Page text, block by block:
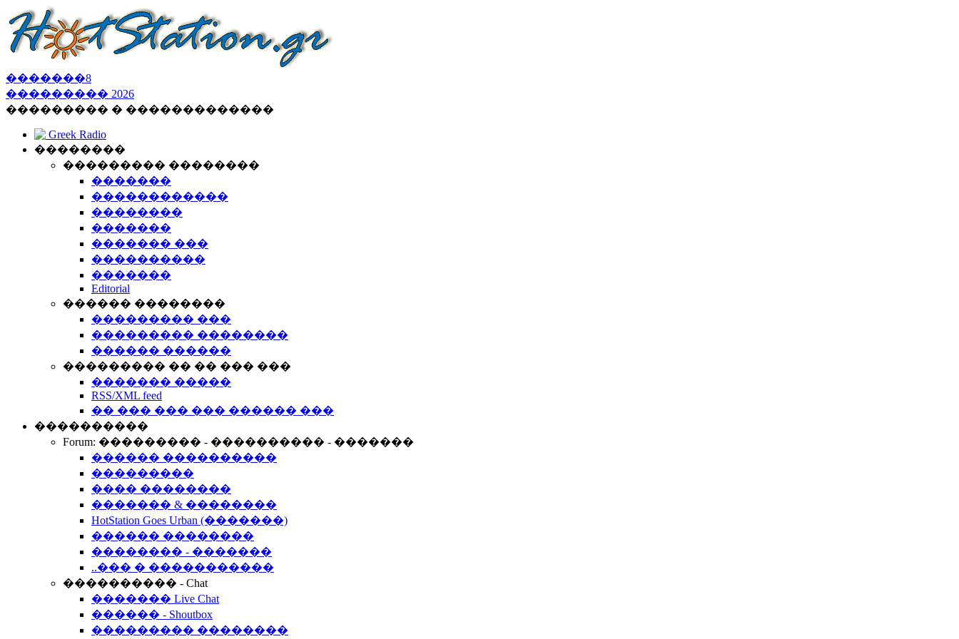
�������8
��������� 2026
��������� � �������������
Greek Radio
��������
��������� ��������
�������
������������
��������
�������
������� ���
����������
�������
Editorial
������ ��������
��������� ���
��������� ��������
������ ������
��������� �� �� ��� ���
������� �����
RSS/XML feed
�� ��� ��� ��� ������ ���
����������
Forum: ��������� - ���������� - �������
������ ����������
���������
���� ��������
������� & ��������
HotStation Goes Urban (�������)
������ ��������
�������� - �������
..��� � �����������
���������� - Chat
������� Live Chat
������ - Shoutbox
��������� ��������